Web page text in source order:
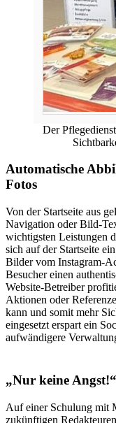
Der
Automatische
Fotos
Von der Startseite aus
Navigation oder Bild-
wichtigsten Leistungen
sich auf der Startseite
Bilder vom Instagram-
Besucher einen
Website-Betreiber
Aktionen oder
kann und somit mehr
eingesetzt erspart ein
aufwändigere
„Nur keine
Auf einer Schulung mit
zukünftigen